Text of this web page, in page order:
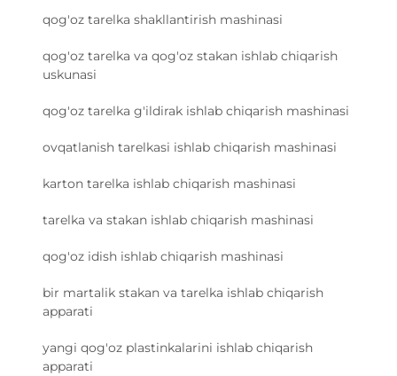
qog'oz tarelka shakllantirish mashinasi
qog'oz tarelka va qog'oz stakan ishlab chiqarish
uskunasi
qog'oz tarelka g'ildirak ishlab chiqarish mashinasi
ovqatlanish tarelkasi ishlab chiqarish mashinasi
karton tarelka ishlab chiqarish mashinasi
tarelka va stakan ishlab chiqarish mashinasi
qog'oz idish ishlab chiqarish mashinasi
bir martalik stakan va tarelka ishlab chiqarish
apparati
yangi qog'oz plastinkalarini ishlab chiqarish
apparati